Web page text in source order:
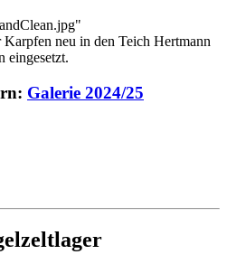
neu in den Teich Hertmann
eingesetzt.
Galerie 2024/25